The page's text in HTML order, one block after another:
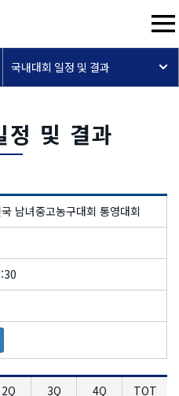
국내대회 일정 및 결과
정 및 결과
남녀중고농구대회 통영대회
2Q 3Q 4Q
TOT